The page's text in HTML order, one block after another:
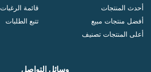
أحدث المنتجات
أفضل منتجات مبيع
أعلى المنتجات تصنيف
قائمة الرغبات
تتبع الطلبات
وسائل التواصل